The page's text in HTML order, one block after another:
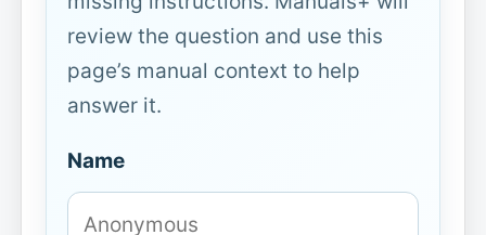
review the question and use this
page’s manual context to help
answer it.
Name